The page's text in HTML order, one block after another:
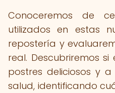
Conoceremos de
utilizados en estas
repostería y
real. Descubriremos
postres deliciosos y
salud, identificando